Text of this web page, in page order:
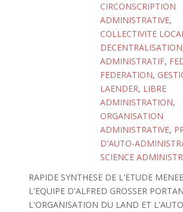
CIRCONSCRIPTION
ADMINISTRATIVE,
COLLECTIVITE
DECENTRALISATION
ADMINISTRATIF,
FEDERATION,
LAENDER, LIBRE
ADMINISTRATION,
ORGANISATION
ADMINISTRATIVE,
D'AUTO-
SCIENCE
RAPIDE SYNTHESE DE L'ETUDE
L'EQUIPE D'ALFRED GROSSER
L'ORGANISATION DU LAND ET